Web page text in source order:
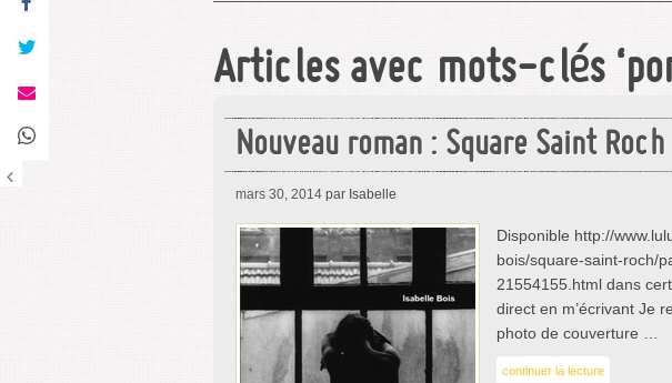
Articles avec mots-clés
Nouveau roman : Square Saint Roch
mars 30, 2014 par Isabelle
Disponible http://
bois/square-saint-roch/
21554155.html dans
direct en m’écrivant Je
photo de couverture …
continuer la lecture